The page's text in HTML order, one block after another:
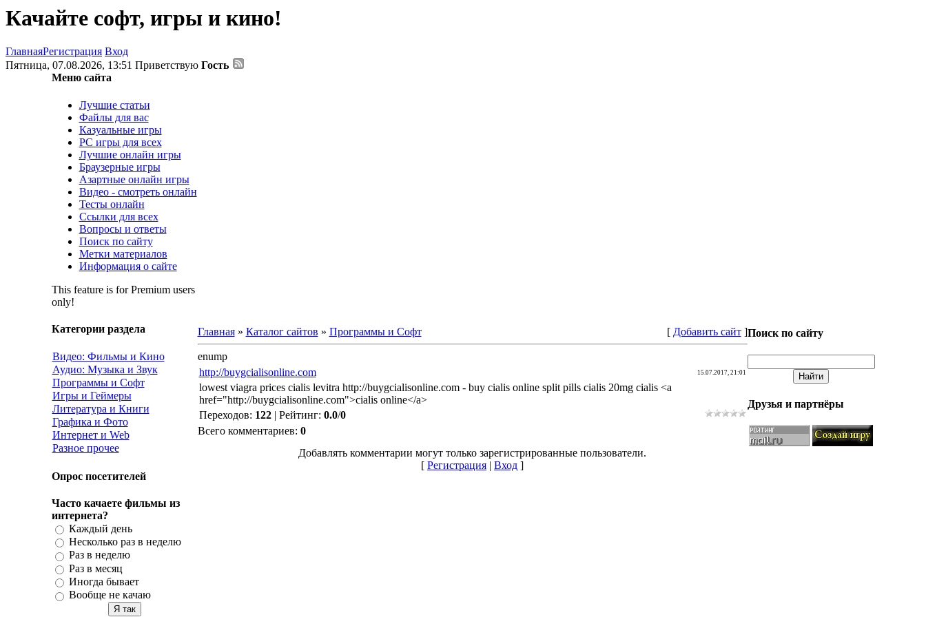
Качайте софт, игры и кино!
ГлавнаяРегистрация Вход
Пятница, 07.08.2026, 13:51 Приветствую Гость
Меню сайта
Лучшие статьи
Файлы для вас
Казуальные игры
PC игры для всех
Лучшие онлайн игры
Браузерные игры
Азартные онлайн игры
Видео - смотреть онлайн
Тесты онлайн
Ссылки для всех
Вопросы и ответы
Поиск по сайту
Метки материалов
Информация о сайте
This feature is for Premium users
only!
Категории раздела
Видео: Фильмы и Кино
Аудио: Музыка и Звук
Программы и Софт
Игры и Геймеры
Литература и Книги
Графика и Фото
Интернет и Web
Разное прочее
Опрос посетителей
Часто качаете фильмы из
интернета?
Каждый день
Несколько раз в неделю
Раз в неделю
Раз в месяц
Иногда бывает
Вообще не качаю
Главная» Каталог сайтов » Программы и Софт [ Добавить сайт]
enump
http://buygcialisonline.com
15.07.2017, 21:01
lowest viagra prices cialis levitra http://buygcialisonline.com - buy cialis online split pills cialis 20mg cialis <a
href="http://buygcialisonline.com">cialis online</a>
Переходов: 122| Рейтинг: 0.0/0
Всего комментариев: 0
Добавлять комментарии могут только зарегистрированные пользователи.
[ Регистрация | Вход ]
Поиск по сайту
Друзья и партнёры